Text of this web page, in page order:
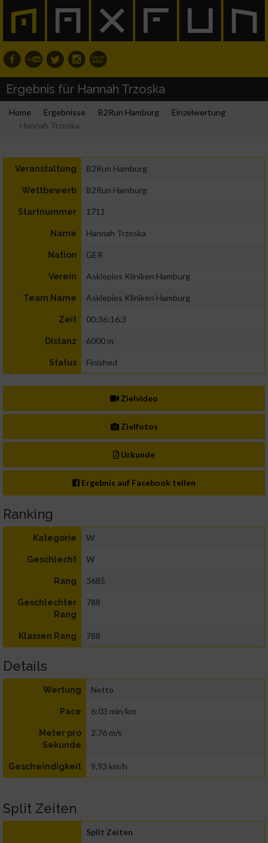
Ergebnis für Hannah Trzoska
Home Ergebnisse B2Run Hamburg
Einzelwertung
Hannah Trzoska
Veranstaltung B2Run Hamburg
Wettbewerb B2Run Hamburg
Startnummer 1711
Name Hannah Trzoska
Nation GER
Verein Asklepios Kliniken Hamburg
Team Name Asklepios Kliniken Hamburg
Zeit 00:36:16.3
Distanz 6000 m
Status Finished
Zielvideo
Zielfotos
Urkunde
Ergebnis auf Facebook teilen
Ranking
Kategorie W
Geschlecht W
Rang 3685
Geschlechter
Rang
788
Klassen Rang 788
Details
Wertung Netto
Pace 6:03 min/km
Meter pro
Sekunde
2,76 m/s
Geschwindigkeit 9,93 km/h
Split Zeiten
Split Zeiten